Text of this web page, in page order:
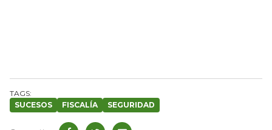
SUCESOS FISCALÍA SEGURIDAD